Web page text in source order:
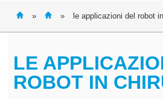
» » le applicazioni del robot
LE
ROBOT IN